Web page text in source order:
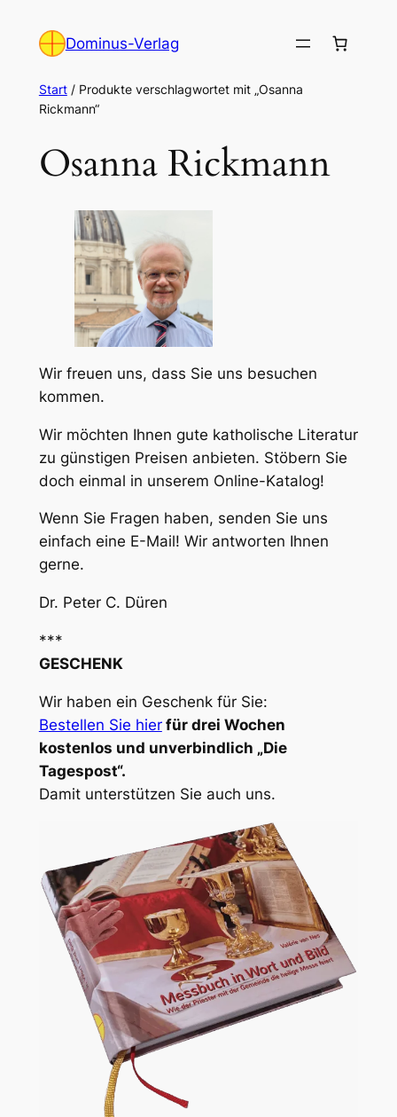
Inhalt
Dominus-Verlag
Start/ Produkte verschlagwortet mit „Osanna
Rickmann“
Osanna Rickmann
Wir freuen uns, dass Sie uns besuchen
kommen.
Wir möchten Ihnen gute katholische Literatur
zu günstigen Preisen anbieten. Stöbern Sie
doch einmal in unserem Online-Katalog!
Wenn Sie Fragen haben, senden Sie uns
einfach eine E-Mail! Wir antworten Ihnen
gerne.
Dr. Peter C. Düren
***
GESCHENK
Wir haben ein Geschenk für Sie:
Bestellen Sie hier für drei Wochen
kostenlos und unverbindlich „Die
Tagespost“.
Damit unterstützen Sie auch uns.